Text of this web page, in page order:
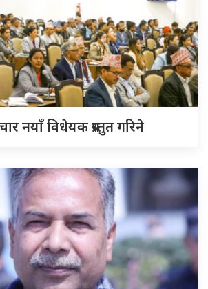
चार नयाँ विधेयक प्रस्तुत गरिने